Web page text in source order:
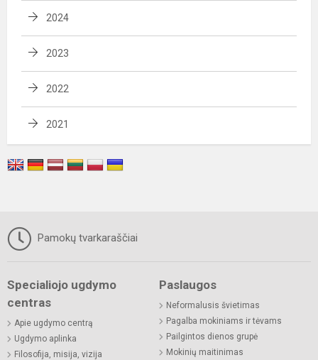
2024
2023
2022
2021
Pamokų tvarkaraščiai
Specialiojo ugdymo
centras
Apie ugdymo centrą
Ugdymo aplinka
Filosofija, misija, vizija
Paslaugos
Neformalusis švietimas
Pagalba mokiniams ir tėvams
Pailgintos dienos grupė
Mokinių maitinimas